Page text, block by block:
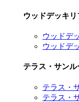
ウッドデッキ
ウッドデ
ウッドデ
テラス・サン
テラス・
テラス・